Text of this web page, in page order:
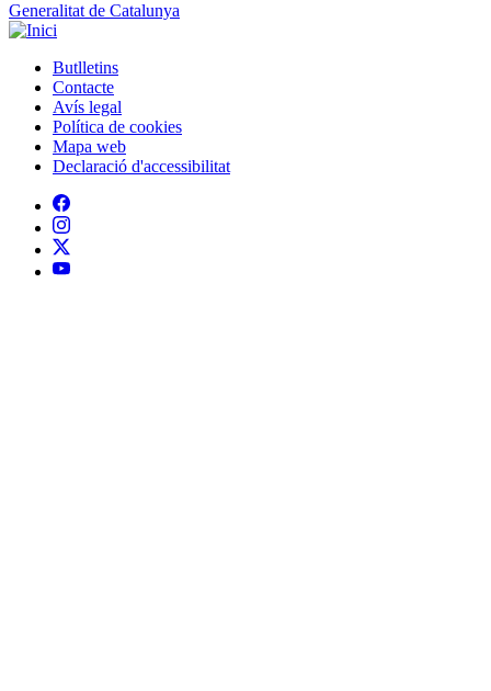
Generalitat de Catalunya
Peu
Butlletins
Contacte
Avís legal
Política de cookies
Mapa web
Declaració d'accessibilitat